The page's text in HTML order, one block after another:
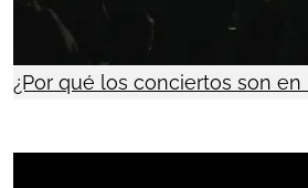
¿Por qué los conciertos son en